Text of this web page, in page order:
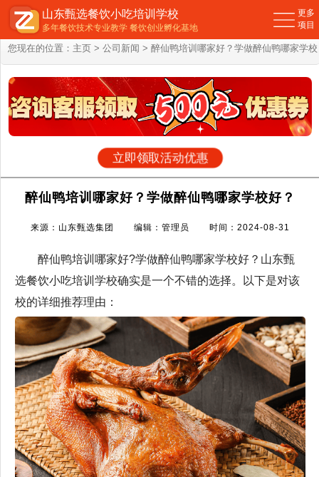
您现在的位置： 主页 > 公司新闻 > 醉仙鸭培训哪家好？学做醉仙鸭哪家学校
好？
立即领取活动优惠
醉仙鸭培训哪家好？学做醉仙鸭哪家学校好？
来源：山东甄选集团 编辑：管理员 时间：2024-08-31
醉仙鸭培训哪家好?学做醉仙鸭哪家学校好？山东甄
选餐饮小吃培训学校确实是一个不错的选择。以下是对该
校的详细推荐理由：
山东甄选餐饮小吃培训学校
多年餐饮技术专业教学 餐饮创业孵化基地
更多
项目